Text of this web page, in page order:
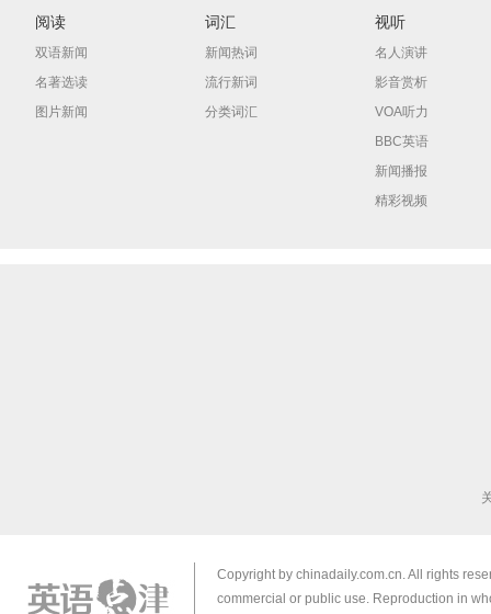
阅读
双语新闻
名著选读
图片新闻
词汇
新闻热词
流行新词
分类词汇
视听
名人演讲
影音赏析
VOA听力
BBC英语
新闻播报
精彩视频
Copyright by chinadaily.com.cn. All rights
commercial or public use. Reproduction in